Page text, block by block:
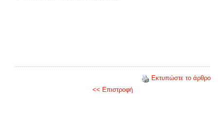
Εκτυπώστε το άρθρο
<< Επιστροφή